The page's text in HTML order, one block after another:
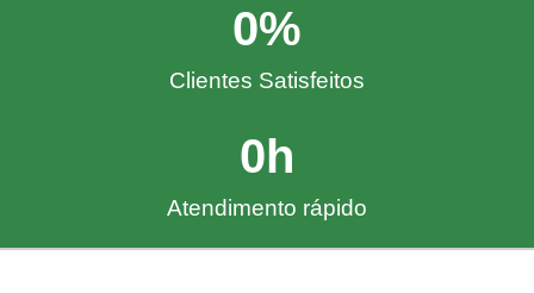
Clientes Satisfeitos
0%
Atendimento rápido
0h